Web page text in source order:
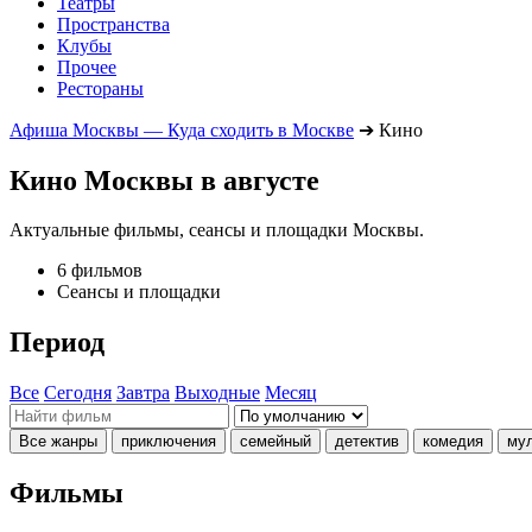
Пространства
Клубы
Прочее
Рестораны
Афиша Москвы — Куда сходить в Москве ➔ Кино
Кино Москвы в августе
Актуальные фильмы, сеансы и площадки Москвы.
6 фильмов
Сеансы и площадки
Период
Все Сегодня Завтра Выходные Месяц
Все жанры приключения семейный детектив комедия
Фильмы